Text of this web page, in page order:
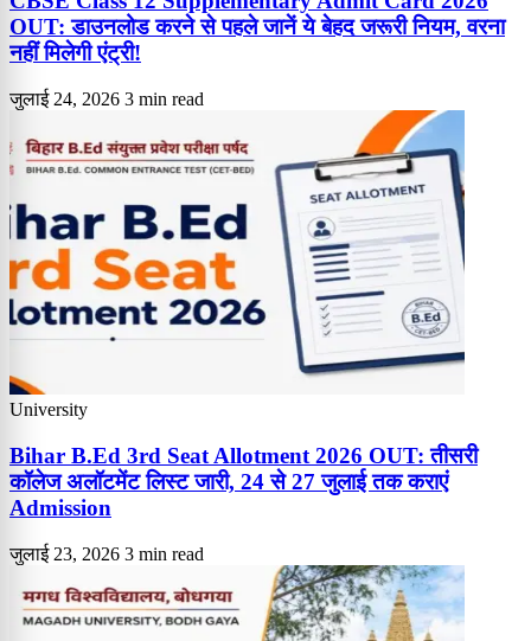
OUT: डाउनलोड करने से पहले जानें ये बेहद जरूरी नियम, वरना
नहीं मिलेगी एंट्री!
जुलाई 24, 2026 3 min read
University
Bihar B.Ed 3rd Seat Allotment 2026 OUT: तीसरी
कॉलेज अलॉटमेंट लिस्ट जारी, 24 से 27 जुलाई तक कराएं
Admission
जुलाई 23, 2026 3 min read